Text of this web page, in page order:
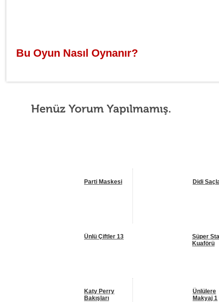
Bu Oyun Nasıl Oynanır?
Parti Maskesi Didi
Ünlü Çiftler 13
Süper
Kuaförü
Katy Perry
Bakışları
Ünlülere
Makyaj 1